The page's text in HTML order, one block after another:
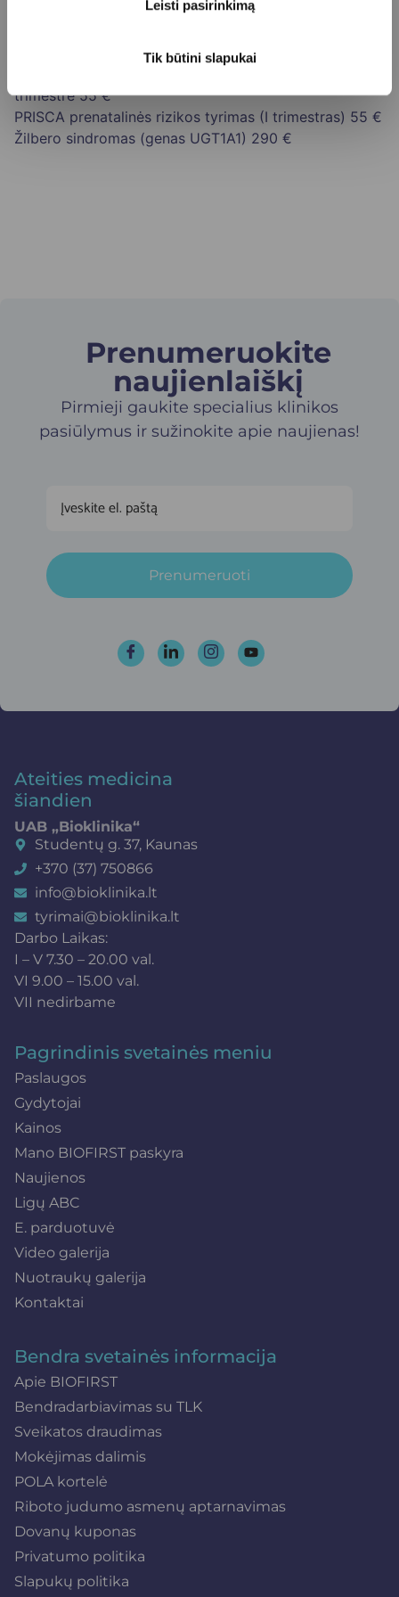
Leisti pasirinkimą
Tik būtini slapukai
720 €
trimestre 55 €
PRISCA prenatalinės rizikos tyrimas (I trimestras) 55 €
Žilbero sindromas (genas UGT1A1) 290 €
Prenumeruokite
naujienlaiškį​
Pirmieji gaukite specialius klinikos
pasiūlymus ir sužinokite apie naujienas!
Prenumeruoti
Ateities medicina
šiandien
UAB „Bioklinika“
Studentų g. 37, Kaunas
+370 (37) 750866
info@bioklinika.lt
tyrimai@bioklinika.lt
Darbo Laikas:
I – V 7.30 – 20.00 val.
VI 9.00 – 15.00 val.
VII nedirbame
Pagrindinis svetainės meniu
Paslaugos
Gydytojai
Kainos
Mano BIOFIRST paskyra
Naujienos
Ligų ABC
E. parduotuvė
Video galerija
Nuotraukų galerija
Kontaktai
Bendra svetainės informacija
Apie BIOFIRST
Bendradarbiavimas su TLK
Sveikatos draudimas
Mokėjimas dalimis
POLA kortelė
Riboto judumo asmenų aptarnavimas
Dovanų kuponas
Privatumo politika
Slapukų politika